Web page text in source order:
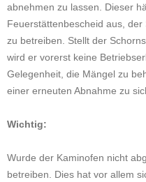
abnehmen zu lassen. Dieser
Feuerstättenbescheid aus,
zu betreiben. Stellt der
wird er vorerst keine
Gelegenheit, die Mängel zu
einer erneuten Abnahme zu
Wichtig:
Wurde der Kaminofen nicht
betreiben. Dies hat vor allem